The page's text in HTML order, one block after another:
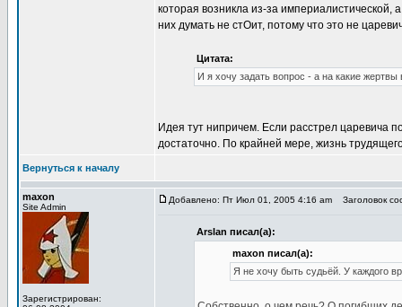
которая возникла из-за
них думать не стОит, потому что это не
Цитата:
И я хочу задать вопрос - а на какие
Идея тут нипричем. Если расстрел царевича
достаточно. По крайней мере, жизнь
Вернуться к началу
maxon
Site Admin
Зарегистрирован:
Добавлено: Пт Июл 01, 2005 4:16 am Заголовок
Arslan писал(а):
maxon писал(а):
Я не хочу быть судьёй. У каждого